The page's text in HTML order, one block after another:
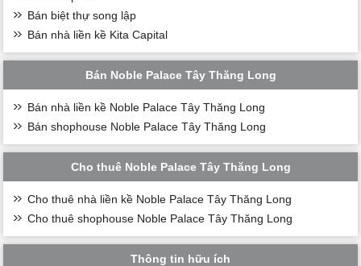
Bán biệt thự song lập
Bán nhà liền kề Kita Capital
Bán Noble Palace Tây Thăng Long
Bán nhà liền kề Noble Palace Tây Thăng Long
Bán shophouse Noble Palace Tây Thăng Long
Cho thuê Noble Palace Tây Thăng Long
Cho thuê nhà liền kề Noble Palace Tây Thăng Long
Cho thuê shophouse Noble Palace Tây Thăng Long
Thông tin hữu ích